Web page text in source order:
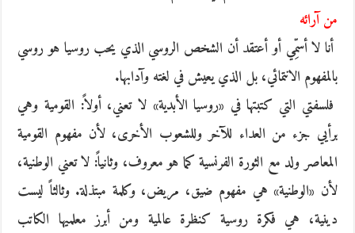
من آرائه
أنا لا أسمِّي أو أعتقد أن الشخص الروسي الذي يحب روسيا هو روسي
بالمفهوم الانتمائي، بل الذي يعيش في لغته وآدابها.
فلسفتي التي كتبتها في «روسيا الأبدية» لا تعني، أولاً: القومية وهي
برأيي جزء من العداء للآخر وللشعوب الأخرى، لأن مفهوم القومية
المعاصر ولد مع الثورة الفرنسية كما هو معروف، وثانياً: لا تعني الوطنية،
لأن «الوطنية» هي مفهوم ضيق، مريض، وكلمة مبتذلة. وثالثاً ليست
دينية، هي فكرة روسية كنظرة عالمية ومن أبرز معلميها الكاتب